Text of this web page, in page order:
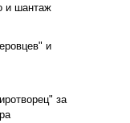
и шантаж
и
за